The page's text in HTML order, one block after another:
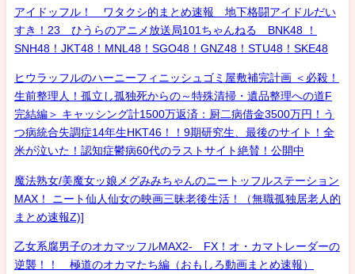
アイドッフル！ ワタクシ的まとめ速報 地下格闘アイドルだい
すき！23 ひうらのアニメ放送局101ちゃんねる BNK48 ！
SNH48！JKT48！MNL48！SGO48！GNZ48！STU48！SKE48
ヒウラッフルのハーニーフィニッシュゴミ屋敷補完計画 ＜必殺！
生前整理人！孤立し孤独死からの～特殊清掃・遺品整理への道F
完結編＞ キャッシング計1500万返済：厨二病借金3500万円！う
つ病統合失調症14年生HKT46！！9期研究生、最後のサイト！全
米が泣いた！認知症鬱病60代のラストサイト絶賛！公開中
魔法熟女/美魔女ッ娘メグみみちゃんのニートッフルステーション
MAX！ ニート仙人仙女の映画三昧老後生活！（無職孤独居老人的
まとめ速報Z)]
乙女系腐男子のオカマッフルMAX2- FX！オ・カマトレーダーの
逆襲！！ 極道のオカマたち編（おもしろ動画まとめ速報）